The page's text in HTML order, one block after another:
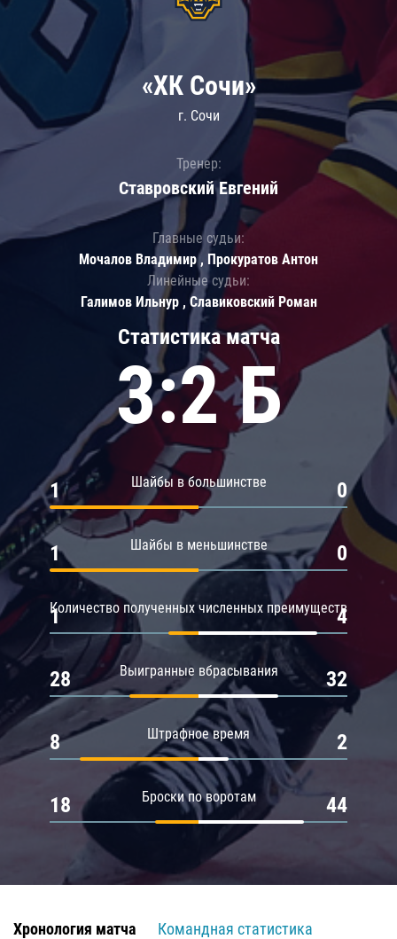
Статистика матча
3:2 Б
Шайбы в большинстве
1 0
Шайбы в меньшинстве
1 0
Количество полученных численных преимуществ
1 4
Выигранные вбрасывания
28 32
Штрафное время
8 2
Броски по воротам
18 44
«ХК Сочи»
г. Сочи
Тренер:
Ставровский Евгений
Главные судьи:
Мочалов Владимир , Прокуратов Антон
Линейные судьи:
Галимов Ильнур , Славиковский Роман
Хронология матча
Командная статистика